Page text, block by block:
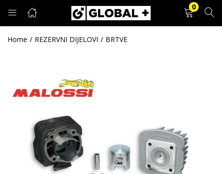
0
PRIJAVA REGISTRACIJA
Zapamti me
Prijava
Home REZERVNI DIJELOVI BRTVE